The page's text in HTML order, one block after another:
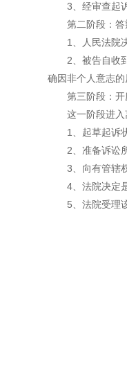
3、经审查起诉
第二阶段：答
1、人民法院决
2、被告自收到
确因非个人意志
第三阶段：开
这一阶段进入离
1、起草起诉
2、准备诉讼所
3、向有管辖权
4、法院决定是
5、法院受理该